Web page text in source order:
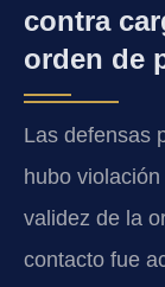
contra
orden de
Las defensas
hubo
validez de la
contacto fue